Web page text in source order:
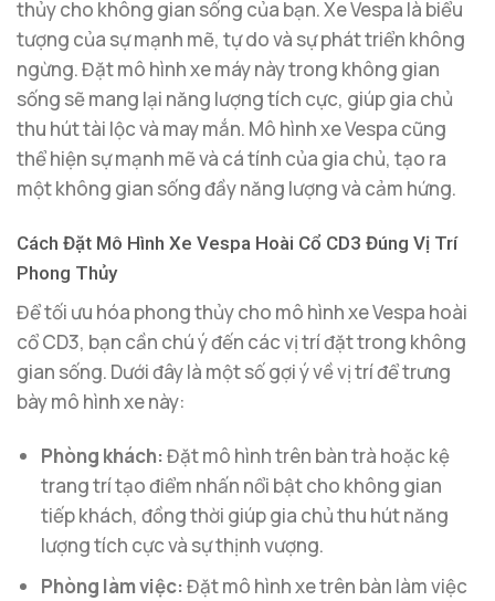
thủy cho không gian sống của bạn. Xe Vespa là biểu
tượng của sự mạnh mẽ, tự do và sự phát triển không
ngừng. Đặt mô hình xe máy này trong không gian
sống sẽ mang lại năng lượng tích cực, giúp gia chủ
thu hút tài lộc và may mắn. Mô hình xe Vespa cũng
thể hiện sự mạnh mẽ và cá tính của gia chủ, tạo ra
một không gian sống đầy năng lượng và cảm hứng.
Cách Đặt Mô Hình Xe Vespa Hoài Cổ CD3 Đúng Vị Trí
Phong Thủy
Để tối ưu hóa phong thủy cho mô hình xe Vespa hoài
cổ CD3, bạn cần chú ý đến các vị trí đặt trong không
gian sống. Dưới đây là một số gợi ý về vị trí để trưng
bày mô hình xe này:
Phòng khách:Đặt mô hình trên bàn trà hoặc kệ
trang trí tạo điểm nhấn nổi bật cho không gian
tiếp khách, đồng thời giúp gia chủ thu hút năng
lượng tích cực và sự thịnh vượng.
Phòng làm việc:Đặt mô hình xe trên bàn làm việc